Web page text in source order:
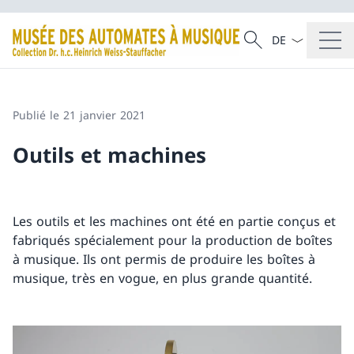
Recherche
Recherche
La langue
Publié le 21 janvier 2021
Outils et machines
Les outils et les machines ont été en partie conçus et
fabriqués spécialement pour la production de boîtes
à musique. Ils ont permis de produire les boîtes à
musique, très en vogue, en plus grande quantité.